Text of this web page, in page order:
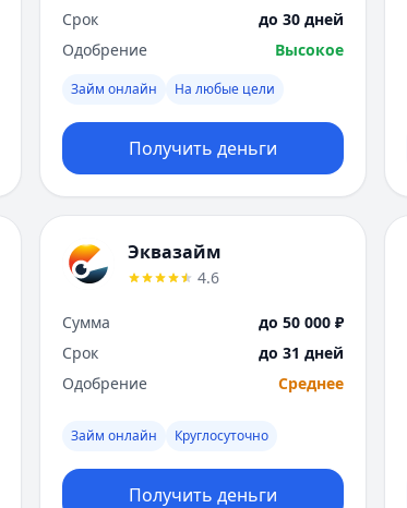
Срок
до 30 дней
Одобрение
Высокое
Займ онлайн На любые цели
Получить деньги
Эквазайм
4.6
Сумма
до 50 000 ₽
Срок
до 31 дней
Одобрение
Среднее
Займ онлайн Круглосуточно
Получить деньги